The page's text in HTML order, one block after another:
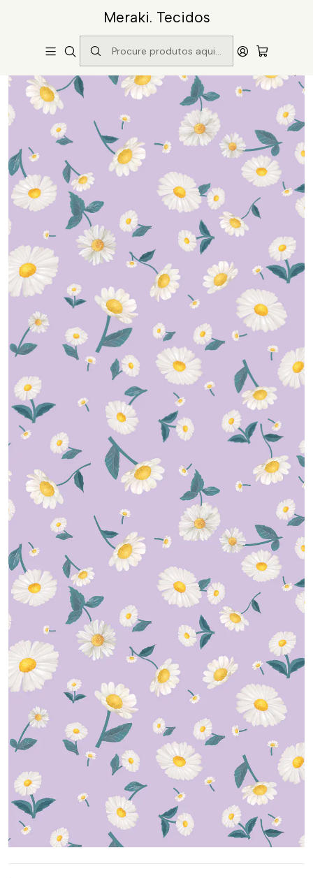
Meraki. Tecidos
Catálogo Padrão Margaridas Fundo Lilás